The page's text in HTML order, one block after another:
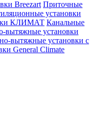
Breezart Приточные
установки
КЛИМАТ Канальные
вытяжные установки
вытяжные установки с
General Climate